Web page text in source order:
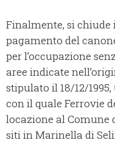
Finalmente, si
pagamento del
per l’occupazione
aree indicate
stipulato il 18/12/
con il quale Ferrovie
locazione al Comune
siti in Marinella di